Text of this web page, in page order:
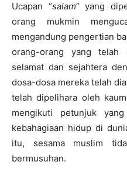
Ucapan “salam” yang
orang mukmin
mengandung pengertian
orang-orang yang telah
selamat dan sejahtera
dosa-dosa mereka telah
telah dipelihara oleh
mengikuti petunjuk
kebahagiaan hidup di
itu, sesama muslim
bermusuhan.